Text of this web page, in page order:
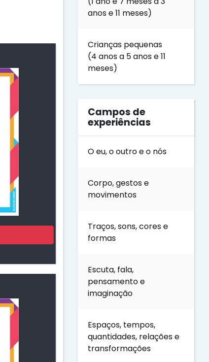
anos e 11 meses)
Crianças pequenas
(4 anos a 5 anos e 11
meses)
Campos de
experiências
O eu, o outro e o nós
Corpo, gestos e
movimentos
Traços, sons, cores e
formas
Escuta, fala,
pensamento e
imaginação
Espaços, tempos,
quantidades, relações e
transformações